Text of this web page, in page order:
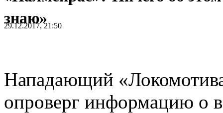
знаю»
29.12.2017, 21:50
Нападающий
опроверг информацию о